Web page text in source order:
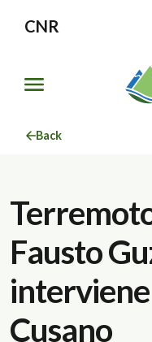
CNR
Back
Fausto
Cusano